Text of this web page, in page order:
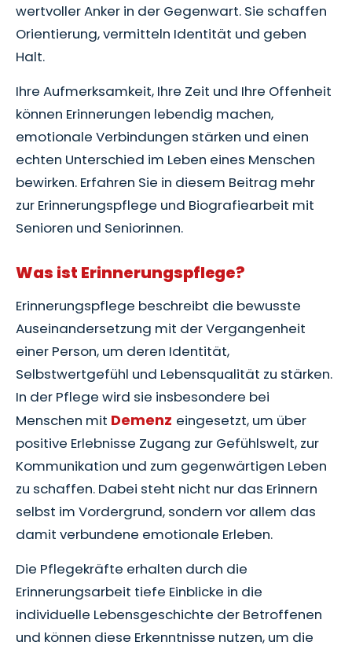
wertvoller Anker in der Gegenwart. Sie schaffen
Orientierung, vermitteln Identität und geben
Halt.
Ihre Aufmerksamkeit, Ihre Zeit und Ihre Offenheit
können Erinnerungen lebendig machen,
emotionale Verbindungen stärken und einen
echten Unterschied im Leben eines Menschen
bewirken. Erfahren Sie in diesem Beitrag mehr
zur Erinnerungspflege und Biografiearbeit mit
Senioren und Seniorinnen.
Was ist Erinnerungspflege?
Erinnerungspflege beschreibt die bewusste
Auseinandersetzung mit der Vergangenheit
einer Person, um deren Identität,
Selbstwertgefühl und Lebensqualität zu stärken.
In der Pflege wird sie insbesondere bei
Menschen mit Demenz eingesetzt, um über
positive Erlebnisse Zugang zur Gefühlswelt, zur
Kommunikation und zum gegenwärtigen Leben
zu schaffen. Dabei steht nicht nur das Erinnern
selbst im Vordergrund, sondern vor allem das
damit verbundene emotionale Erleben.
Die Pflegekräfte erhalten durch die
Erinnerungsarbeit tiefe Einblicke in die
individuelle Lebensgeschichte der Betroffenen
und können diese Erkenntnisse nutzen, um die